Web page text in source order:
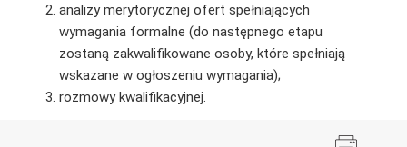
analizy merytorycznej ofert spełniających
wymagania formalne (do następnego etapu
zostaną zakwalifikowane osoby, które spełniają
wskazane w ogłoszeniu wymagania);
rozmowy kwalifikacyjnej.